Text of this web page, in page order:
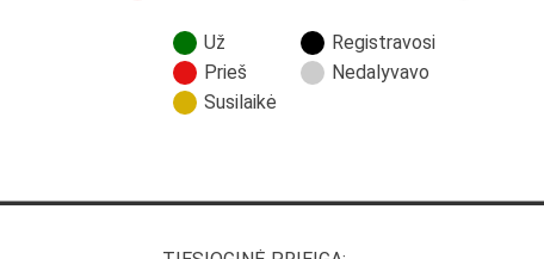
Už
Prieš
Susilaikė
Registravosi
Nedalyvavo